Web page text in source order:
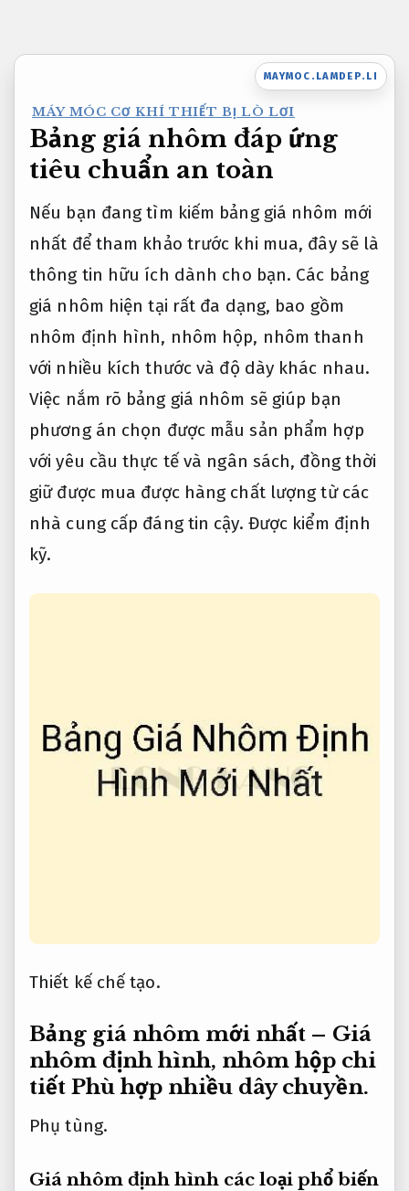
dung
MAYMOC.LAMDEP.LI
MÁY MÓC CƠ KHÍ THIẾT BỊ LÒ LƠI
Bảng giá nhôm đáp ứng
tiêu chuẩn an toàn
Nếu bạn đang tìm kiếm bảng giá nhôm mới
nhất để tham khảo trước khi mua, đây sẽ là
thông tin hữu ích dành cho bạn. Các bảng
giá nhôm hiện tại rất đa dạng, bao gồm
nhôm định hình, nhôm hộp, nhôm thanh
với nhiều kích thước và độ dày khác nhau.
Việc nắm rõ bảng giá nhôm sẽ giúp bạn
phương án chọn được mẫu sản phẩm hợp
với yêu cầu thực tế và ngân sách, đồng thời
giữ được mua được hàng chất lượng từ các
nhà cung cấp đáng tin cậy. Được kiểm định
kỹ.
Thiết kế chế tạo.
Bảng giá nhôm mới nhất – Giá
nhôm định hình, nhôm hộp chi
tiết Phù hợp nhiều dây chuyền.
Phụ tùng.
Giá nhôm định hình các loại phổ biến